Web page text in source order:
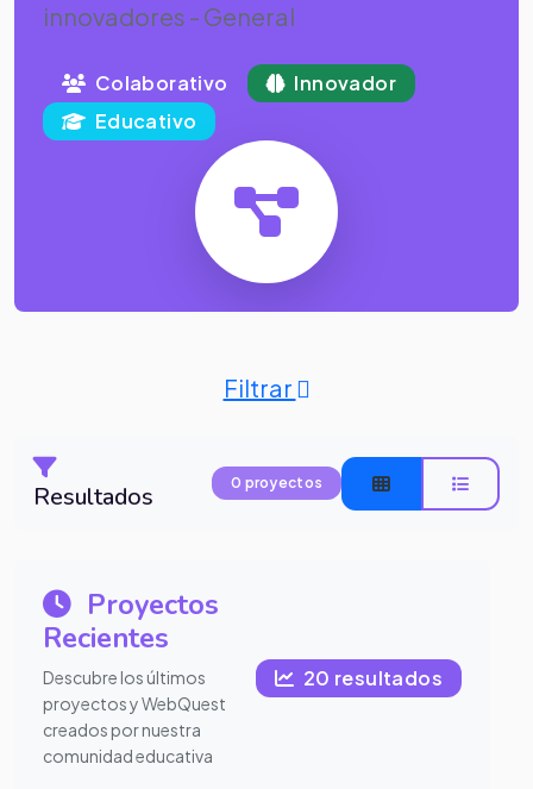
innovadores - General
Colaborativo
Innovador
Educativo
Filtrar
Resultados 0 proyectos
Proyectos
Recientes
Descubre los últimos
proyectos y WebQuest
creados por nuestra
comunidad educativa
20 resultados